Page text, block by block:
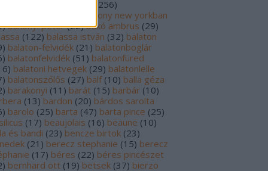
256)
badacsony new yorkban
) bakonyi péter (22) bakó ambrus (29)
(122) balassa istván (32) balaton
) balaton-felvidék (21 ) balatonboglár
) balatonfelvidék (51 ) balatonfüred
) balatoni hetvegek (29) balatonlelle
) balatonszőlős (27) balf (10) balla géza
) barakonyi (11 ) barát (15) barbár (10)
(13) bardon (20) bárdos sarolta
) barolo (25) barta (47) barta pince (25)
(17) beaujolais (16) beaune (10)
és bandi (23) bencze birtok (23)
(21 ) berecz stephanie (15) berecz
(17) béres (22) béres pincészet
) bernhard ott (19) betsek (37) bierzo